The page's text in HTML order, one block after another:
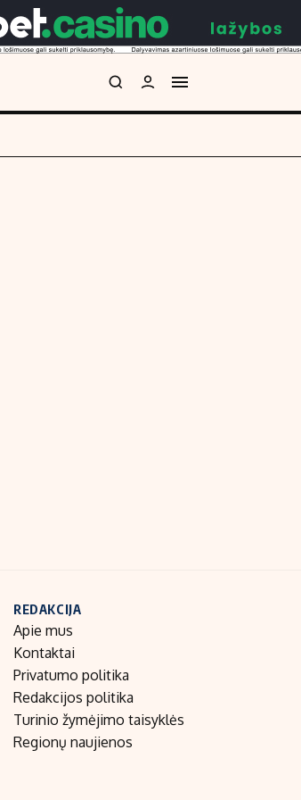
REDAKCIJA
Apie mus
Kontaktai
Privatumo politika
Redakcijos politika
Turinio žymėjimo taisyklės
Regionų naujienos